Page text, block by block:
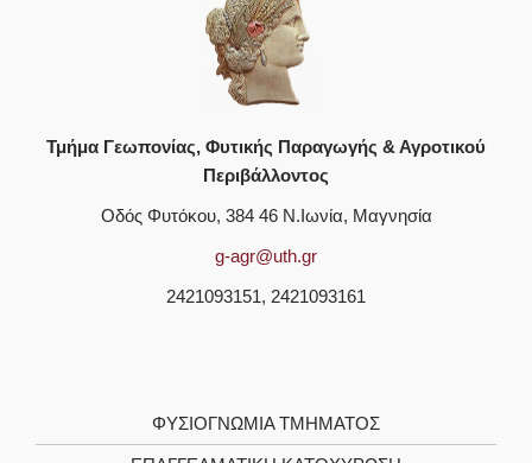
Τμήμα Γεωπονίας, Φυτικής Παραγωγής & Αγροτικού
Περιβάλλοντος
Οδός Φυτόκου, 384 46 Ν.Ιωνία, Μαγνησία
g-agr@uth.gr
2421093151, 2421093161
ΦΥΣΙΟΓΝΩΜΙΑ ΤΜΗΜΑΤΟΣ